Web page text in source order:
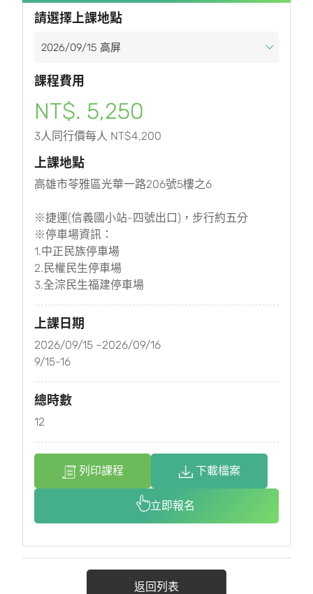
請選擇上課地點
課程費用
NT$. 5,250
3人同行價每人 NT$4,200
上課地點
高雄市苓雅區光華一路206號5樓之6
※捷運(信義國小站-四號出口)，步行約五分
※停車場資訊：
1.中正民族停車場
2.民權民生停車場
3.全淙民生福建停車場
上課日期
2026/09/15 ~2026/09/16
9/15-16
總時數
12
列印課程 下載檔案
立即報名
返回列表